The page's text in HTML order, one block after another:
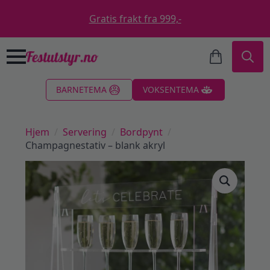
Gratis frakt fra 999,-
BARNETEMA VOKSENTEMA
Hjem Servering
Bordpynt
Champagnestativ – blank akryl